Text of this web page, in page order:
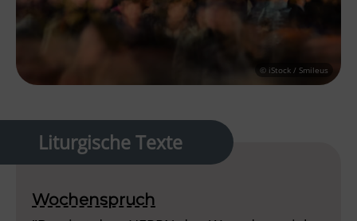
© iStock / Smileus
Liturgische Texte
Wochenspruch